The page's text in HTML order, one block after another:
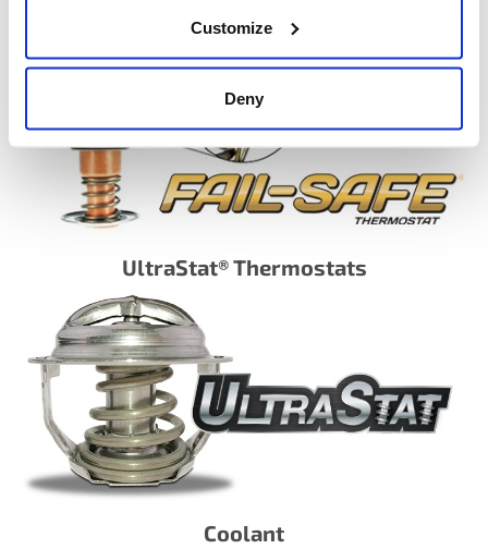
Customize
Deny
Fail-Safe® Thermostats
UltraStat® Thermostats
Coolant